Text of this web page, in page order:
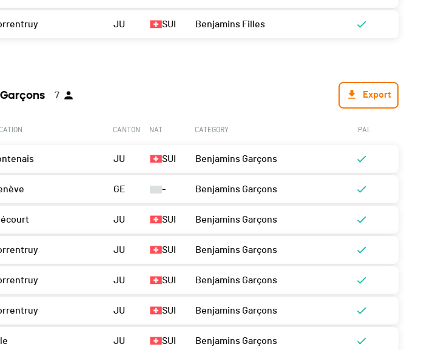
JU SUI Benjamins Filles
7 Export
CANTON NAT. CATEGORY PAI.
JU SUI Benjamins Garçons
GE - Benjamins Garçons
JU SUI Benjamins Garçons
JU SUI Benjamins Garçons
JU SUI Benjamins Garçons
JU SUI Benjamins Garçons
JU SUI Benjamins Garçons